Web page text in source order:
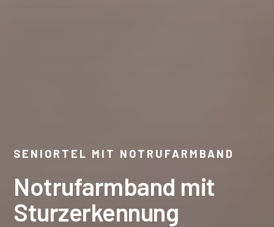
SENIORTEL MIT NOTRUFARMBAND
Notrufarmband mit
Sturzerkennung